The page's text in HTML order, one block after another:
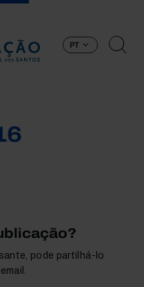
PT
pode partilhá-lo